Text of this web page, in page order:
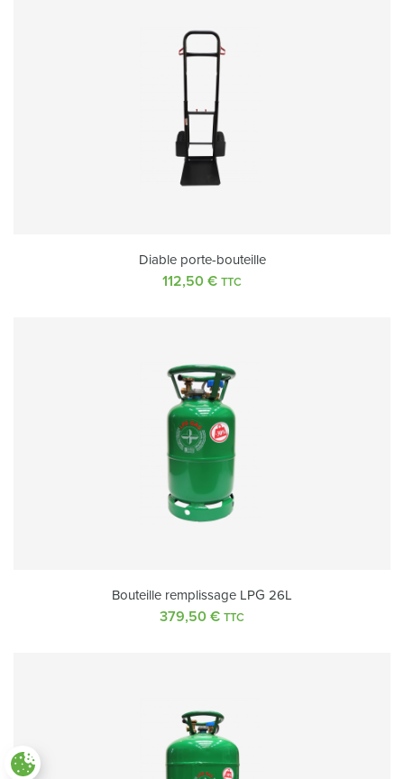
Diable porte-bouteille
112,50 € TTC
Bouteille remplissage LPG 26L
379,50 € TTC
Paramètres des cookies